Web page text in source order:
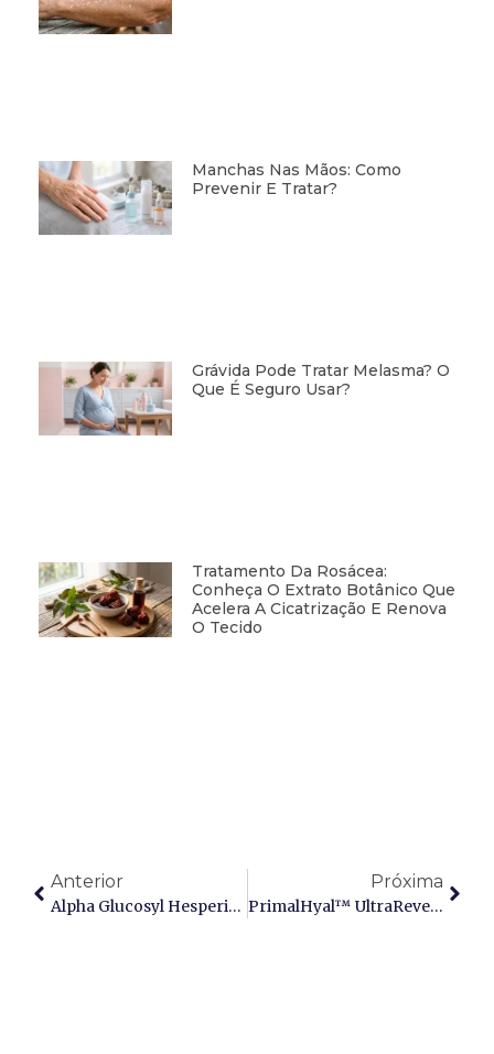
Manchas Nas Mãos: Como
Prevenir E Tratar?
Grávida Pode Tratar Melasma? O
Que É Seguro Usar?
Tratamento Da Rosácea:
Conheça O Extrato Botânico Que
Acelera A Cicatrização E Renova
O Tecido
Anterior
Alpha Glucosyl Hesperidin (AG-Hesperidin) Vs. Hesperidina Pura: A Revolução Na Biodisponibilidade De Flavonoides Cítricos
Próxima
PrimalHyal™ UltraReverse: Ácido Hialurônico Epigenético De < 3 KDa Para Reversão Da Idade Biológica E Longevidade Cutânea